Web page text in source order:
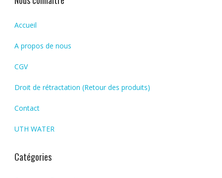
Accueil
A propos de nous
CGV
Droit de rétractation (Retour des produits)
Contact
UTH WATER
Catégories